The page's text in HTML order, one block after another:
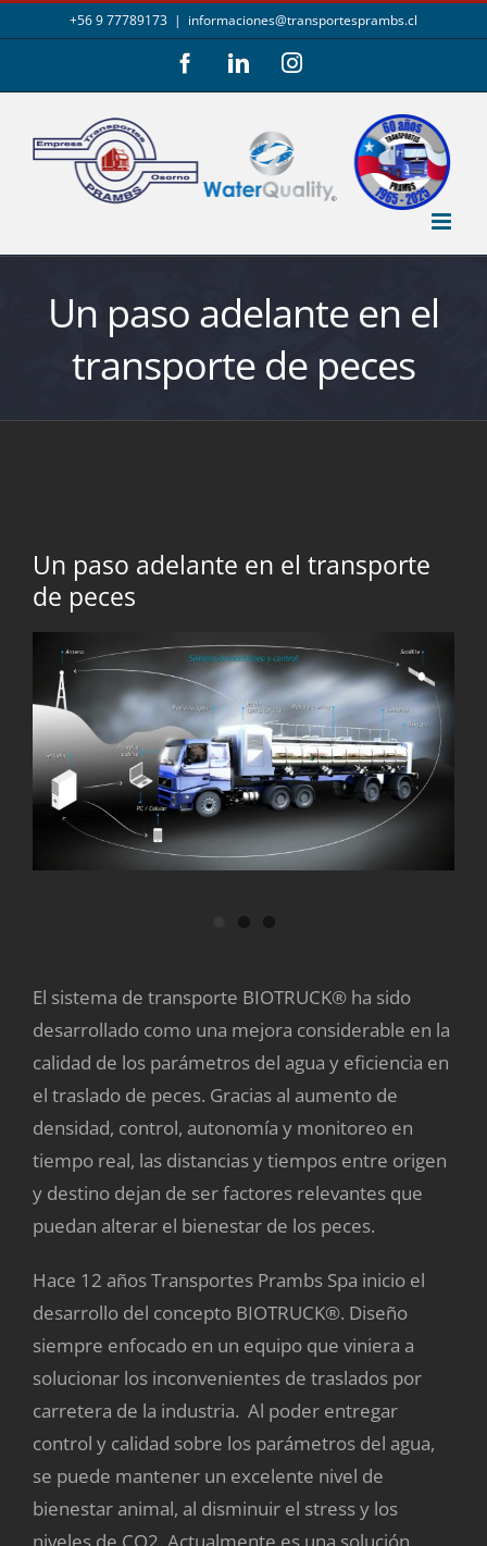
al
+56 9 77789173 | informaciones@transportesprambs.cl
FacebookLinkedInInstagram
Un paso adelante en el
transporte de peces
Un paso adelante en el transporte
de peces
imagen
más
grande
El sistema de transporte BIOTRUCK® ha sido
desarrollado como una mejora considerable en la
calidad de los parámetros del agua y eficiencia en
el traslado de peces. Gracias al aumento de
densidad, control, autonomía y monitoreo en
tiempo real, las distancias y tiempos entre origen
y destino dejan de ser factores relevantes que
puedan alterar el bienestar de los peces.
Hace 12 años Transportes Prambs Spa inicio el
desarrollo del concepto BIOTRUCK®. Diseño
siempre enfocado en un equipo que viniera a
solucionar los inconvenientes de traslados por
carretera de la industria. Al poder entregar
control y calidad sobre los parámetros del agua,
se puede mantener un excelente nivel de
bienestar animal, al disminuir el stress y los